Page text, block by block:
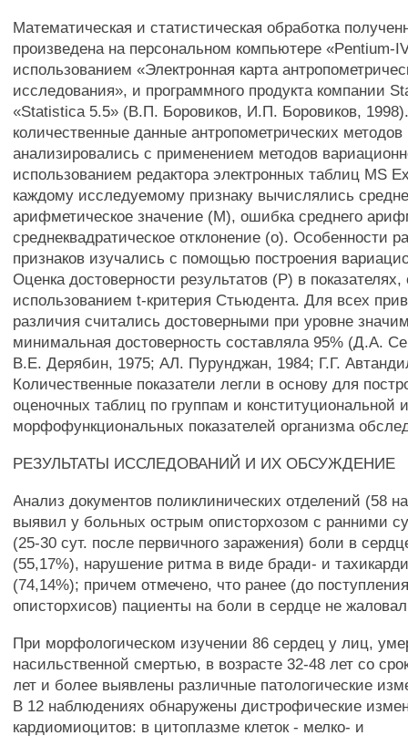
Математическая и статистическая обработка
произведена на персональном компьютере «Pentium-
использованием «Электронная карта
исследования», и программного продукта компании
«Statistica 5.5» (В.П. Боровиков, И.П. Боровиков,
количественные данные антропометрических
анализировались с применением методов
использованием редактора электронных таблиц MS
каждому исследуемому признаку вычислялись
арифметическое значение (М), ошибка среднего
среднеквадратическое отклонение (о). Особенности
признаков изучались с помощью построения
Оценка достоверности результатов (Р) в
использованием t-критерия Стьюдента. Для всех
различия считались достоверными при уровне
минимальная достоверность составляла 95% (Д.А.
В.Е. Дерябин, 1975; АЛ. Пурунджан, 1984; Г.Г.
Количественные показатели легли в основу для
оценочных таблиц по группам и конституциональной
морфофункциональных показателей организма
РЕЗУЛЬТАТЫ ИССЛЕДОВАНИЙ И ИХ ОБСУЖДЕНИЕ
Анализ документов поликлинических отделений (58
выявил у больных острым описторхозом с ранними
(25-30 сут. после первичного заражения) боли в
(55,17%), нарушение ритма в виде бради- и
(74,14%); причем отмечено, что ранее (до
описторхисов) пациенты на боли в сердце не
При морфологическом изучении 86 сердец у лиц,
насильственной смертью, в возрасте 32-48 лет со
лет и более выявлены различные патологические
В 12 наблюдениях обнаружены дистрофические
кардиомиоцитов: в цитоплазме клеток - мелко- и